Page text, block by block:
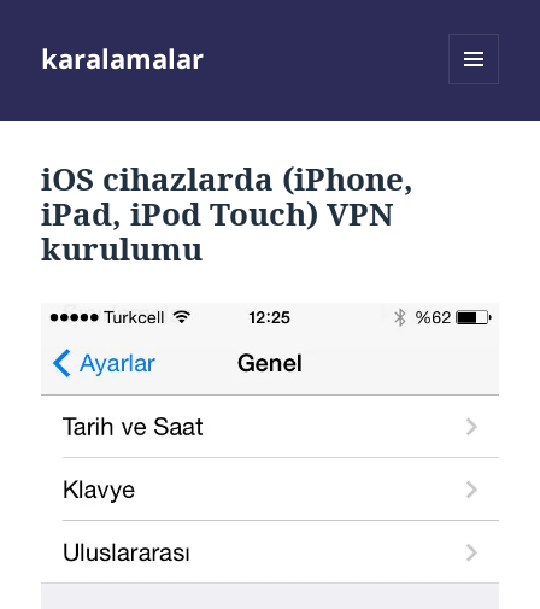
karalamalar
iOS cihazlarda (iPhone,
iPad, iPod Touch) VPN
kurulumu